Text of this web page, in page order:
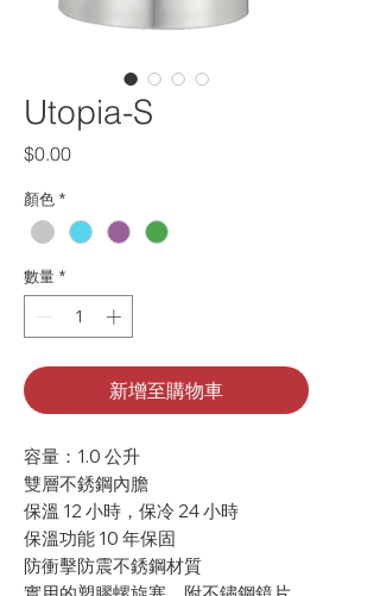
Utopia-S
$0.00價格
顏色 *
數量 *
新增至購物車
容量：1.0 公升
雙層不銹鋼內膽
保溫 12 小時，保冷 24 小時
保溫功能 10 年保固
防衝擊防震不銹鋼材質